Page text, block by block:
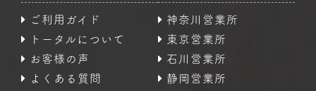
ご利用ガイド
トータルについて
お客様の声
よくある質問
神奈川営業所
東京営業所
石川営業所
静岡営業所